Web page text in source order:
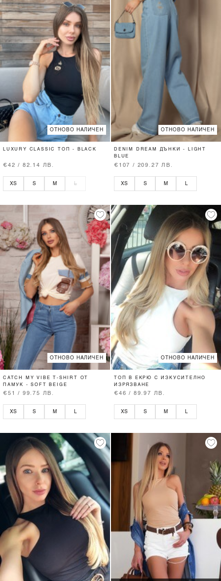
ОТНОВО НАЛИЧЕН
LUXURY CLASSIC ТОП - BLACK
€42 / 82.14 ЛВ.
XS S M L
ОТНОВО НАЛИЧЕН
DENIM DREAM ДЪНКИ - LIGHT
BLUE
€107 / 209.27 ЛВ.
XS S M
ОТНОВО НАЛИЧЕН
CATCH MY VIBE T-SHIRT ОТ
ПАМУК - SOFT BEIGE
€51 / 99.75 ЛВ.
XS S M L
ОТНОВО НАЛИЧЕН
ТОП В ЕКРЮ С ИЗКУСИТЕЛНО
ИЗРЯЗВАНЕ
€46 / 89.97 ЛВ.
XS S M L